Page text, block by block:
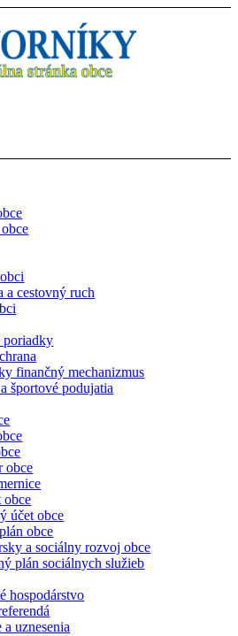
a cestovný ruch
poriadky
finančný mechanizmus
športové podujatia
obce
obce
účet obce
obce
a sociálny rozvoj obce
plán sociálnych služieb
hospodárstvo
a uznesenia